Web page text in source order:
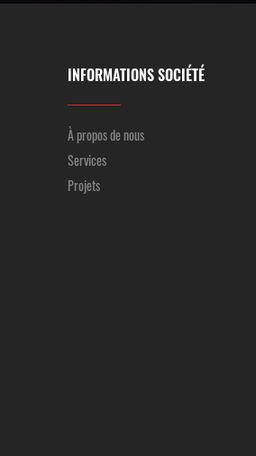
INFORMATIONS SOCIÉTÉ
À propos de nous
Services
Projets